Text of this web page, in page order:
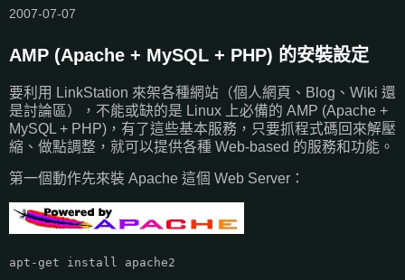
2007-07-07
AMP (Apache + MySQL + PHP) 的安裝設定
要利用 LinkStation 來架各種網站（個人網頁、Blog、Wiki 還
是討論區），不能或缺的是 Linux 上必備的 AMP (Apache +
MySQL + PHP)，有了這些基本服務，只要抓程式碼回來解壓
縮、做點調整，就可以提供各種 Web-based 的服務和功能。
第一個動作先來裝 Apache 這個 Web Server：
apt-get install apache2